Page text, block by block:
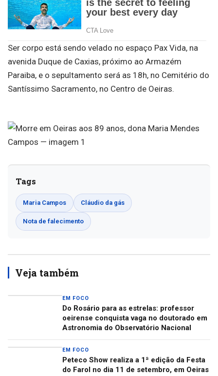
Ser corpo está sendo velado no espaço Pax Vida, na
avenida Duque de Caxias, próximo ao Armazém
Paraiba, e o sepultamento será as 18h, no Cemitério do
Santíssimo Sacramento, no Centro de Oeiras.
Tags
Maria Campos Cláudio da gás
Nota de falecimento
Veja também
EM FOCO
Do Rosário para as estrelas: professor
oeirense conquista vaga no doutorado em
Astronomia do Observatório Nacional
EM FOCO
Peteco Show realiza a 1ª edição da Festa
do Farol no dia 11 de setembro, em Oeiras